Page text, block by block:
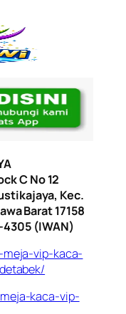
C No 12
Kec.
Barat 17158
(IWAN)
vip-kaca-
kaca-vip-